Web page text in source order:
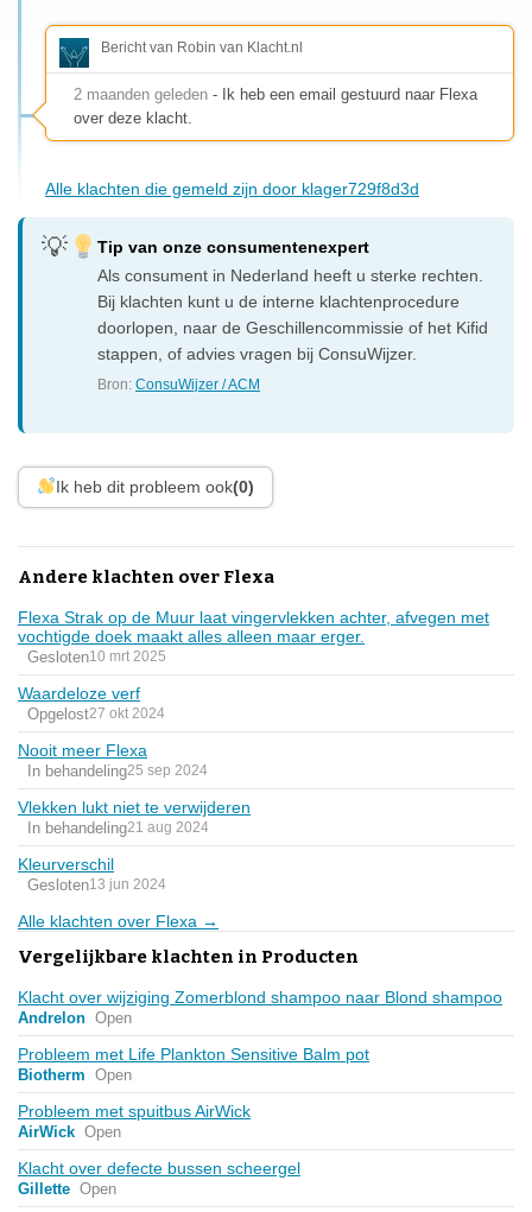
Bericht van Robin van Klacht.nl
2 maanden geleden - Ik heb een email gestuurd naar Flexa
over deze klacht.
Alle klachten die gemeld zijn door klager729f8d3d
Tip van onze consumentenexpert
Als consument in Nederland heeft u sterke rechten.
Bij klachten kunt u de interne klachtenprocedure
doorlopen, naar de Geschillencommissie of het Kifid
stappen, of advies vragen bij ConsuWijzer.
Bron:ConsuWijzer / ACM
Ik heb dit probleem ook(0)
Andere klachten over Flexa
Flexa Strak op de Muur laat vingervlekken achter, afvegen met
vochtigde doek maakt alles alleen maar erger.
Gesloten10 mrt 2025
Waardeloze verf
Opgelost27 okt 2024
Nooit meer Flexa
In behandeling25 sep 2024
Vlekken lukt niet te verwijderen
In behandeling21 aug 2024
Kleurverschil
Gesloten13 jun 2024
Alle klachten over Flexa →
Vergelijkbare klachten in Producten
Klacht over wijziging Zomerblond shampoo naar Blond shampoo
Andrelon Open
Probleem met Life Plankton Sensitive Balm pot
Biotherm Open
Probleem met spuitbus AirWick
AirWick Open
Klacht over defecte bussen scheergel
Gillette Open